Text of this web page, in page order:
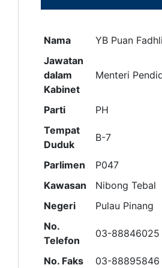
Nama
YB Puan
Jawatan
dalam
Kabinet
Menteri
Parti
PH
Tempat
Duduk
B-7
Parlimen
P047
Kawasan
Nibong Tebal
Negeri
Pulau Pinang
No.
Telefon
03-88846025
No. Faks
03-88895846